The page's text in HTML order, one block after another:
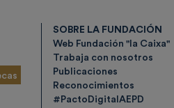
SOBRE LA FUNDACIÓN
Web Fundación "la Caixa"
Trabaja con nosotros
Publicaciones
Reconocimientos
#PactoDigitalAEPD